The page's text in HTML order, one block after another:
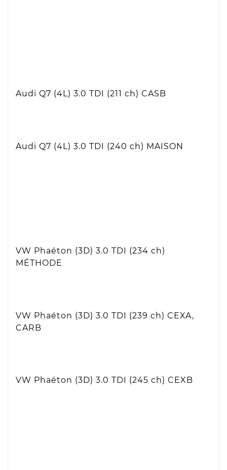
Audi Q7 (4L) 3.0 TDI (211 ch) CASB
Audi Q7 (4L) 3.0 TDI (240 ch) MAISON
VW Phaéton (3D) 3.0 TDI (234 ch)
MÉTHODE
VW Phaéton (3D) 3.0 TDI (239 ch) CEXA,
CARB
VW Phaéton (3D) 3.0 TDI (245 ch) CEXB